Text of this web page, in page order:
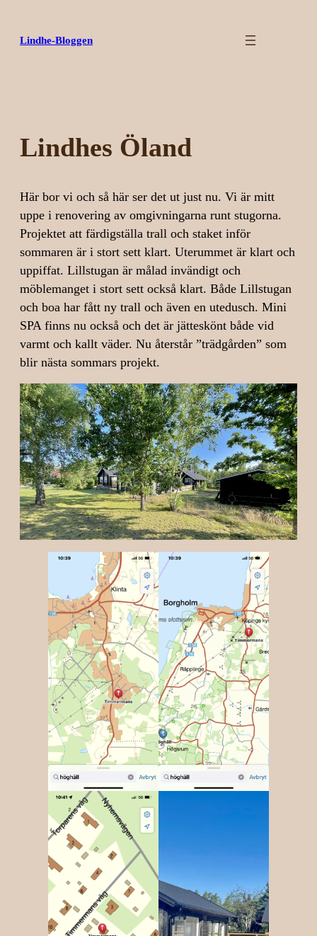
Lindhe-Bloggen
Lindhes Öland
Här bor vi och så här ser det ut just nu. Vi är mitt
uppe i renovering av omgivningarna runt stugorna.
Projektet att färdigställa trall och staket inför
sommaren är i stort sett klart. Uterummet är klart och
uppiffat. Lillstugan är målad invändigt och
möblemanget i stort sett också klart. Både Lillstugan
och boa har fått ny trall och även en utedusch. Mini
SPA finns nu också och det är jätteskönt både vid
varmt och kallt väder. Nu återstår ”trädgården” som
blir nästa sommars projekt.